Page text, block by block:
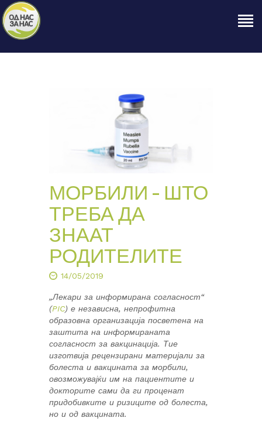
НАШЕ ПРАВО
ПРОЕКТИ
МОРБИЛИ – ШТО
ТРЕБА ДА
ЗНААТ
РОДИТЕЛИТЕ
14/05/2019
„Лекари за информирана согласност“
(PIC) е независна, непрофитна
образовна организација посветена на
заштита на информираната
согласност за вакцинација. Тие
изготвија рецензирани материјали за
болеста и вакцината за морбили,
овозможувајќи им на пациентите и
докторите сами да ги проценат
придобивките и ризиците од болеста,
но и од вакцината.